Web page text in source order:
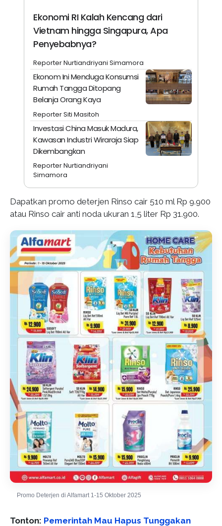
Ekonomi RI Kalah Kencang dari
Vietnam hingga Singapura, Apa
Penyebabnya?
Reporter Nurtiandriyani Simamora
Ekonom Ini Menduga Konsumsi
Rumah Tangga Ditopang
Belanja Orang Kaya
Reporter Siti Masitoh
Investasi China Masuk Madura,
Kawasan Industri Wiraraja Siap
Dikembangkan
Reporter Nurtiandriyani
Simamora
Dapatkan promo deterjen Rinso cair 510 ml Rp 9.900
atau Rinso cair anti noda ukuran 1,5 liter Rp 31.900.
Promo Deterjen di Alfamart 1-15 Oktober 2025
Tonton: Pemerintah Mau Hapus Tunggakan